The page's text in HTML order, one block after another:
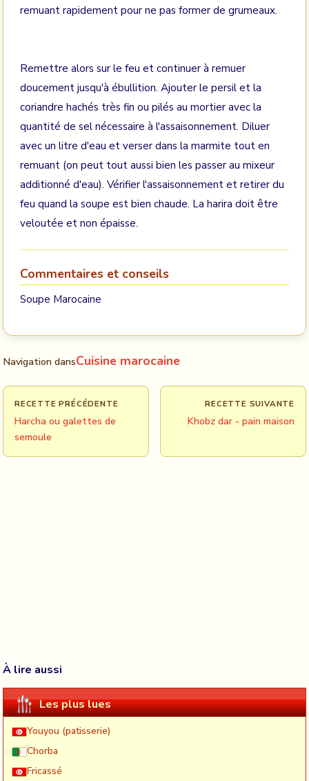
remuant rapidement pour ne pas former de grumeaux.
Remettre alors sur le feu et continuer à remuer
doucement jusqu'à ébullition. Ajouter le persil et la
coriandre hachés très fin ou pilés au mortier avec la
quantité de sel nécessaire à l'assaisonnement. Diluer
avec un litre d'eau et verser dans la marmite tout en
remuant (on peut tout aussi bien les passer au mixeur
additionné d'eau). Vérifier l'assaisonnement et retirer du
feu quand la soupe est bien chaude. La harira doit être
veloutée et non épaisse.
Commentaires et conseils
Soupe Marocaine
Navigation dansCuisine marocaine
RECETTE PRÉCÉDENTE
Harcha ou galettes de
semoule
RECETTE SUIVANTE
Khobz dar - pain maison
À lire aussi
Les plus lues
Youyou (patisserie)
Chorba
Fricassé